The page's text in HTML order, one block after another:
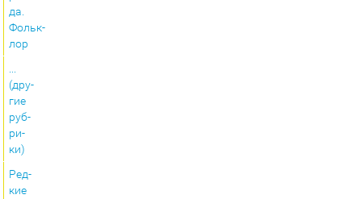
да.
Фольк­
лор
...
(дру­
гие
руб­
ри­
ки)
Ред­
кие